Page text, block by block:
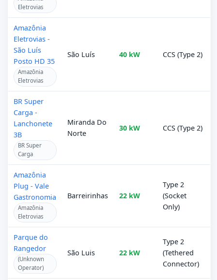
Eletrovias
Amazônia
Eletrovias -
São Luís
Posto HD 35
Amazônia
Eletrovias
São Luís 40 kW CCS (Type 2)
BR Super
Carga -
Lanchonete
3B
BR Super
Carga
Miranda Do
Norte
30 kW CCS (Type 2)
Amazônia
Plug - Vale
Gastronomia
Amazônia
Eletrovias
Barreirinhas 22 kW
Type 2
(Socket
Only)
Parque do
Rangedor
(Unknown
Operator)
São Luis 22 kW
Type 2
(Tethered
Connector)